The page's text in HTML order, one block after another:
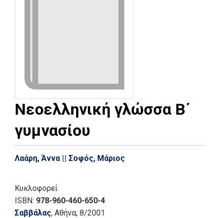
Νεοελληνική γλώσσα Β΄
γυμνασίου
Λαάρη, Άννα || Σοφός, Μάριος
Κυκλοφορεί
ISBN: 978-960-460-650-4
Σαββάλας, Αθήνα, 8/2001